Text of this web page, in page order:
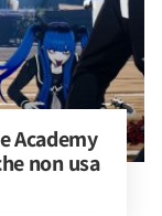
Academy
non usa